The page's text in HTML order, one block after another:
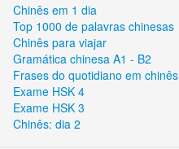
Chinês em 1 dia
Top 1000 de palavras chinesas
Chinês para viajar
Gramática chinesa A1 - B2
Frases do quotidiano em chinês
Exame HSK 4
Exame HSK 3
Chinês: dia 2